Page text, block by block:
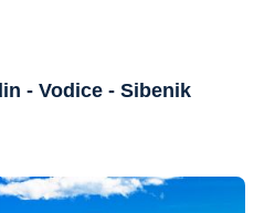
- Vodice - Sibenik